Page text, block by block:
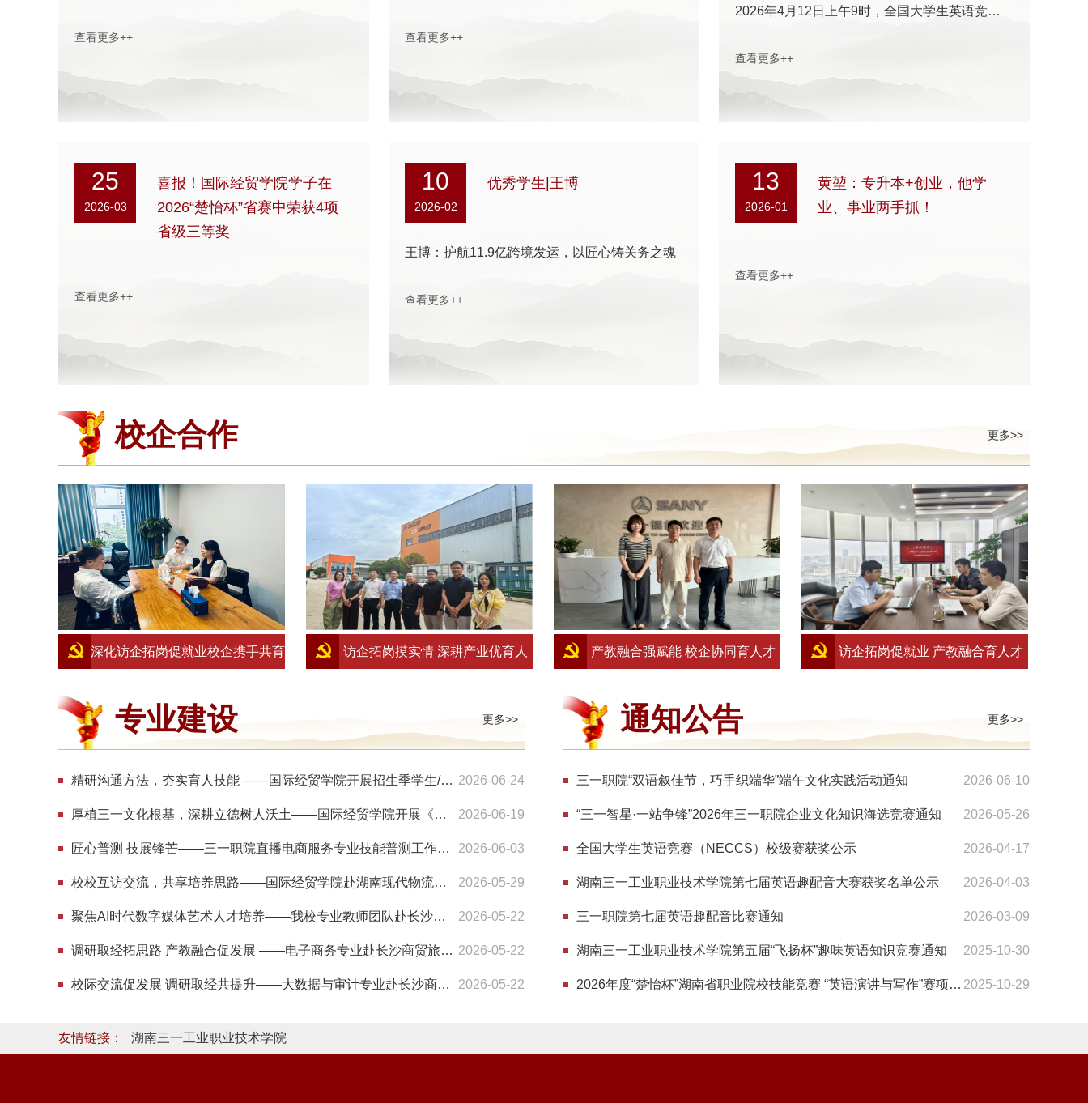
查看更多++ 查看更多++
2026年4月12日上午9时，全国大学生英语竞赛（NECCS）于我校D211考场顺利开考，53名参赛学子齐聚一堂，展现青春风采与英语素养。
查看更多++
25
2026-03
喜报！国际经贸学院学子在
2026“楚怡杯”省赛中荣获4项
省级三等奖
查看更多++
10
2026-02
优秀学生|王博
王博：护航11.9亿跨境发运，以匠心铸关务之魂
查看更多++
13
2026-01
黄堃：专升本+创业，他学
业、事业两手抓！
查看更多++
校企合作 更多>>
深化访企拓岗促就业校企携手共育
赴三一物流开展专项合作洽谈
访企拓岗摸实情 深耕产业优育人
物流园开展访企拓岗、人才培养方
产教融合强赋能 校企协同育人才
公司开展"访企拓岗"专项调研暨人
访企拓岗促就业 产教融合育人才
专业建设 更多>>
2026-06-24
精研沟通方法，夯实育人技能 ——国际经贸学院开展招生季学生/家长沟通技巧专题培训
2026-06-19
厚植三一文化根基，深耕立德树人沃土——国际经贸学院开展《三一文化》专题培训
2026-06-03
匠心普测 技展锋芒——三一职院直播电商服务专业技能普测工作圆满完成
2026-05-29
校校互访交流，共享培养思路——国际经贸学院赴湖南现代物流职业技术学院开展人才培养调研
2026-05-22
聚焦AI时代数字媒体艺术人才培养——我校专业教师团队赴长沙商贸旅游职业技术学院开展专项调研
2026-05-22
调研取经拓思路 产教融合促发展 ——电子商务专业赴长沙商贸旅游职院开展人培调研
2026-05-22
校际交流促发展 调研取经共提升——大数据与审计专业赴长沙商贸旅游职院开展专业调研
通知公告 更多>>
2026-06-10
三一职院“双语叙佳节，巧手织端华”端午文化实践活动通知
2026-05-26
“三一智星·一站争锋”2026年三一职院企业文化知识海选竞赛通知
2026-04-17
全国大学生英语竞赛（NECCS）校级赛获奖公示
2026-04-03
湖南三一工业职业技术学院第七届英语趣配音大赛获奖名单公示
2026-03-09
三一职院第七届英语趣配音比赛通知
2025-10-30
湖南三一工业职业技术学院第五届“飞扬杯”趣味英语知识竞赛通知
2025-10-29
2026年度“楚怡杯”湖南省职业院校技能竞赛 “英语演讲与写作”赛项 校赛通知
友情链接： 湖南三一工业职业技术学院